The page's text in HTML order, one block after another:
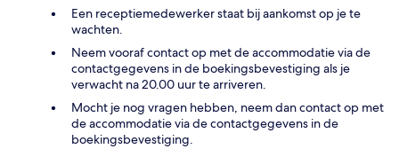
Een receptiemedewerker staat bij aankomst op je te
wachten.
Neem vooraf contact op met de accommodatie via de
contactgegevens in de boekingsbevestiging als je
verwacht na 20.00 uur te arriveren.
Mocht je nog vragen hebben, neem dan contact op met
de accommodatie via de contactgegevens in de
boekingsbevestiging.